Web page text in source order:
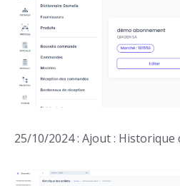
25/10/2024 : Ajout : Historique